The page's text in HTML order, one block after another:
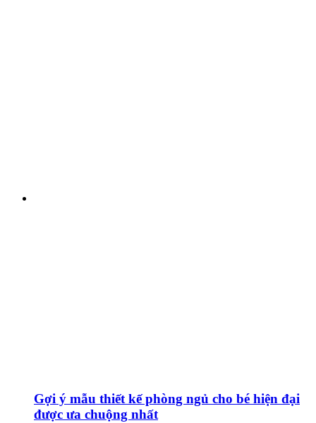
Gợi ý mẫu thiết kế phòng ngủ cho bé hiện đại
được ưa chuộng nhất